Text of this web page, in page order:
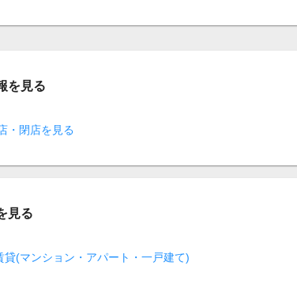
を見る
・閉店を見る
見る
貸(マンション・アパート・一戸建て)